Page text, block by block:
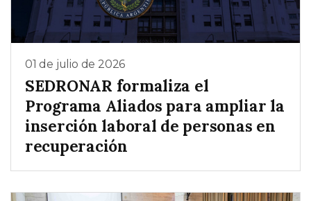
01 de julio de 2026
SEDRONAR formaliza el
Programa Aliados para ampliar la
inserción laboral de personas en
recuperación